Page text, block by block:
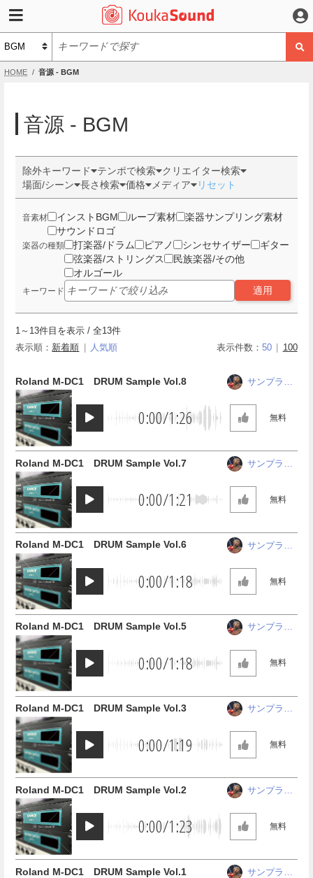
HOME 音源 - BGM
音源 - BGM
除外キーワード テンポで検索 クリエイター検索
場面/シーン
長さ検索 価格 メディア リセット
音素材 インストBGM ループ素材
楽器サンプリング素材
サウンドロゴ
楽器の種類 打楽器/ドラム ピアノ シンセサイザー
ギター
弦楽器/ストリングス
民族楽器/その他
オルゴール
キーワード 適用
1 ～ 13件目を表示 / 全13件
表示順： 新着順 人気順 表示件数： 50 100
0:00/1:26
Roland M-DC1 DRUM Sample Vol.8
サンプラー
無料
0:00/1:21
Roland M-DC1 DRUM Sample Vol.7
サンプラー
無料
0:00/1:18
Roland M-DC1 DRUM Sample Vol.6
サンプラー
無料
0:00/1:18
Roland M-DC1 DRUM Sample Vol.5
サンプラー
無料
0:00/1:19
Roland M-DC1 DRUM Sample Vol.3
サンプラー
無料
0:00/1:23
Roland M-DC1 DRUM Sample Vol.2
サンプラー
無料
Roland M-DC1 DRUM Sample Vol.1
サンプラー